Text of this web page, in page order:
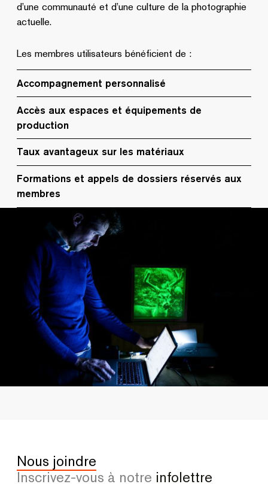
d’une communauté et d’une culture de la photographie
actuelle.
Les membres utilisateurs bénéficient de :
Accompagnement personnalisé
Accès aux espaces et équipements de
production
Taux avantageux sur les matériaux
Formations et appels de dossiers réservés aux
membres
Nous joindre
Inscrivez-vous à notre infolettre